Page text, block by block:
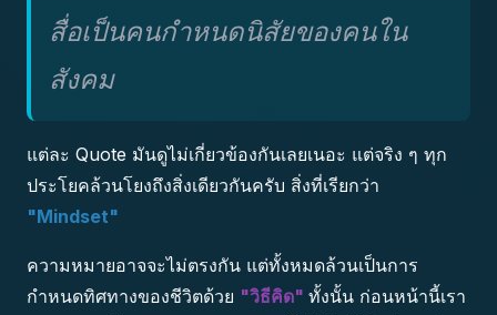
สื่อเป็นคนกำหนดนิสัยของคนใน
สังคม
แต่ละ Quote มันดูไม่เกี่ยวข้องกันเลยเนอะ แต่จริง ๆ ทุก
ประโยคล้วนโยงถึงสิ่งเดียวกันครับ สิ่งที่เรียกว่า
"Mindset"
ความหมายอาจจะไม่ตรงกัน แต่ทั้งหมดล้วนเป็นการ
กำหนดทิศทางของชีวิตด้วย "วิธีคิด" ทั้งนั้น ก่อนหน้านี้เรา